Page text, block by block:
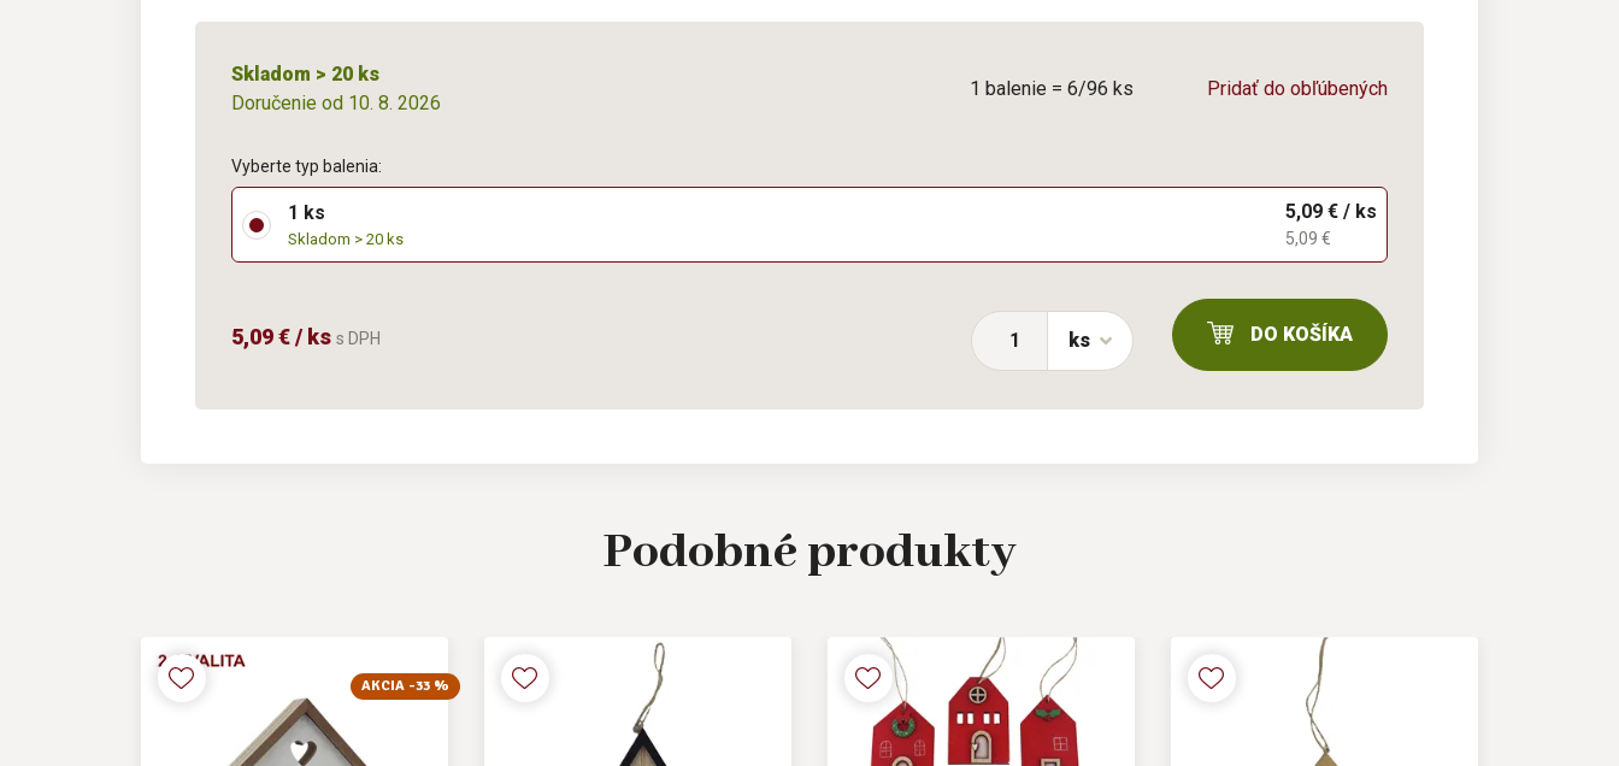
Skladom > 20 ks
Doručenie od 10. 8. 2026
1 balenie = 6/96 ks Pridať do obľúbených
Vyberte typ balenia:
1 ks
Skladom > 20 ks
5,09 € / ks
5,09 €
5,09 € / ks s DPH ks DO KOŠÍKA
Podobnéprodukty
AKCIA -33 %